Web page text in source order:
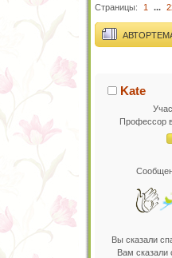
Страницы: 1 ...
АВТОР
Kate
Профессор
Вы сказали
Вам сказали